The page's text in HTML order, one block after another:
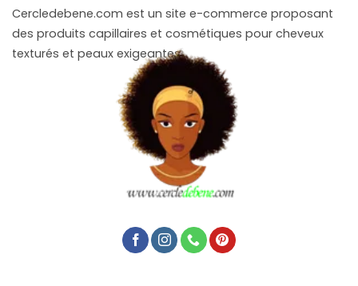
Cercledebene.com est un site e-commerce proposant
des produits capillaires et cosmétiques pour cheveux
texturés et peaux exigeantes.